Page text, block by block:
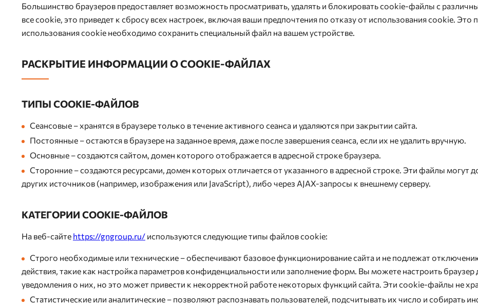
Большинство браузеров предоставляет возможность просматривать, удалять и блокировать cookie-файлы с
все cookie, это приведет к сбросу всех настроек, включая ваши предпочтения по отказу от использования cookie.
использования cookie необходимо сохранить специальный файл на вашем устройстве.
РАСКРЫТИЕ ИНФОРМАЦИИ О COOKIE-ФАЙЛАХ
ТИПЫ COOKIE-ФАЙЛОВ
Сеансовые – хранятся в браузере только в течение активного сеанса и удаляются при закрытии сайта.
Постоянные – остаются в браузере на заданное время, даже после завершения сеанса, если их не удалить вручную.
Основные – создаются сайтом, домен которого отображается в адресной строке браузера.
Сторонние – создаются ресурсами, домен которых отличается от указанного в адресной строке. Эти файлы могут
других источников (например, изображения или JavaScript), либо через AJAX-запросы к внешнему серверу.
КАТЕГОРИИ COOKIE-ФАЙЛОВ
На веб-сайте https://gngroup.ru/ используются следующие типы файлов cookie:
Строго необходимые или технические – обеспечивают базовое функционирование сайта и не подлежат
действия, такие как настройка параметров конфиденциальности или заполнение форм. Вы можете настроить
уведомления о них, но это может привести к некорректной работе некоторых функций сайта. Эти cookie-файлы не
Статистические или аналитические – позволяют распознавать пользователей, подсчитывать их число и собирать